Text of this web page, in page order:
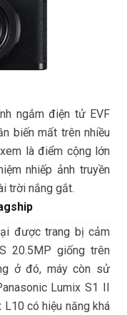
ngắm điện tử EVF
biến mất trên nhiều
là điểm cộng lớn
nhiếp ảnh truyền
trời nắng gắt.
được trang bị cảm
20.5MP giống trên
ở đó, máy còn sử
Lumix S1 II
có hiệu năng khá